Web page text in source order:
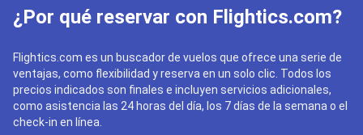
¿Por qué reservar con Flightics.com?
Flightics.com es un buscador de vuelos que ofrece una serie de
ventajas, como flexibilidad y reserva en un solo clic. Todos los
precios indicados son finales e incluyen servicios adicionales,
como asistencia las 24 horas del día, los 7 días de la semana o el
check-in en línea.